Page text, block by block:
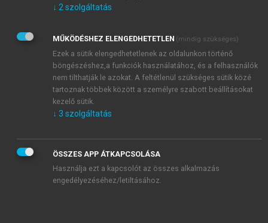
Kérek értesítést az Akadémiai Kiadó Zrt. újdonságairól,
Adatkezelési tájékoztatóbanfoglaltakat tudomásul
veszem és elfogadom.
Általános vásárlási feltételeket, valamint a szotar.netés a
mersz.huoldalak licencszerződéseiben foglaltakat
tudomásul veszem és elfogadom.
KIPRÓBÁLOM
↓ 2 szolgáltatás
MŰKÖDÉSHEZ ELENGEDHETETLEN (mindig szükséges)
Ezek a sütik elengedhetetlenek az oldalunkon történő
böngészéshez,a funkciók használatához, és a felhasználók
nem tilthatják le azokat. A feltétlenül szükséges sütik közé
tartoznak többek között a személyre szabott beállításokat
kezelő sütik.
↓ 3 szolgáltatás
ÖSSZES APP ÁTKAPCSOLÁSA
Használja ezt a kapcsolót az összes alkalmazás
engedélyezéséhez/letiltásához.